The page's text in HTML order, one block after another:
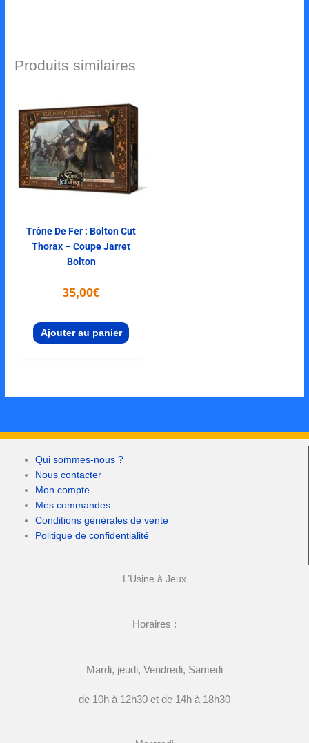
Produits similaires
Trône De Fer : Bolton Cut
Thorax – Coupe Jarret
Bolton
35,00€
Ajouter au panier
Qui sommes-nous ?
Nous contacter
Mon compte
Mes commandes
Conditions générales de vente
Politique de confidentialité
L’Usine à Jeux
Horaires :
Mardi, jeudi, Vendredi, Samedi
de 10h à 12h30 et de 14h à 18h30